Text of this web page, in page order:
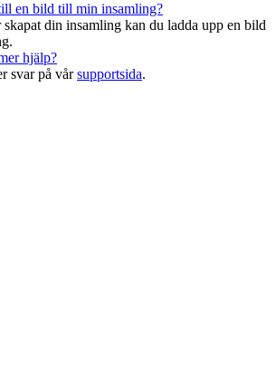
en bild till min insamling?
skapat din insamling kan du ladda upp en bild
hjälp?
svar på vårsupportsida.